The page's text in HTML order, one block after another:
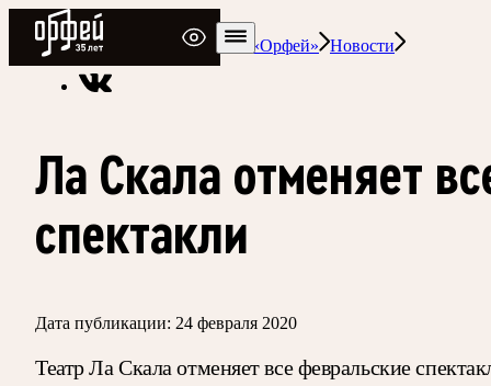
Радио Орфей
Радио классической музыки «Орфей»
Новости
Ла Скала отменяет
спектакли
Дата публикации: 24 февраля 2020
Театр Ла Скала отменяет все февральские